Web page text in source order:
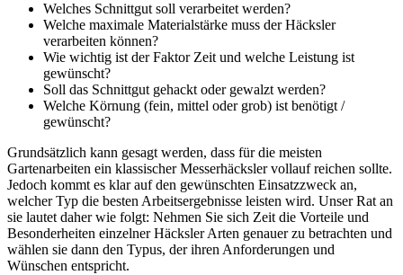
Welches Schnittgut soll verarbeitet werden?
Welche maximale Materialstärke muss der Häcksler
verarbeiten können?
Wie wichtig ist der Faktor Zeit und welche Leistung ist
gewünscht?
Soll das Schnittgut gehackt oder gewalzt werden?
Welche Körnung (fein, mittel oder grob) ist benötigt /
gewünscht?
Grundsätzlich kann gesagt werden, dass für die meisten
Gartenarbeiten ein klassischer Messerhäcksler vollauf reichen sollte.
Jedoch kommt es klar auf den gewünschten Einsatzzweck an,
welcher Typ die besten Arbeitsergebnisse leisten wird. Unser Rat an
sie lautet daher wie folgt: Nehmen Sie sich Zeit die Vorteile und
Besonderheiten einzelner Häcksler Arten genauer zu betrachten und
wählen sie dann den Typus, der ihren Anforderungen und
Wünschen entspricht.